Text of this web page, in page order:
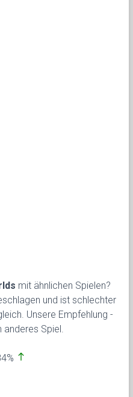
mit ähnlichen Spielen?
und ist schlechter
Unsere Empfehlung -
Spiel.
north